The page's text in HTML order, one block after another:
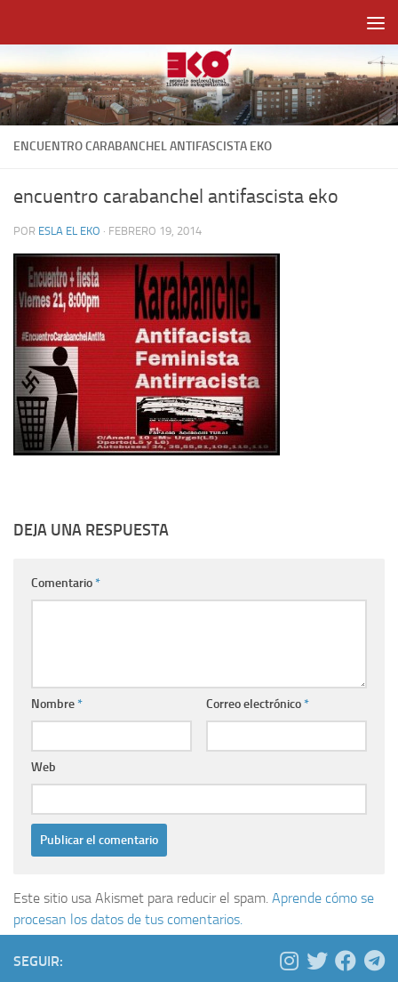
ENCUENTRO CARABANCHEL ANTIFASCISTA EKO
encuentro carabanchel antifascista eko
POR ESLA EL EKO · FEBRERO 19, 2014
DEJA UNA RESPUESTA
Comentario*
Nombre* Correo electrónico*
Web
Este sitio usa Akismet para reducir el spam. Aprende cómo se
procesan los datos de tus comentarios.
SEGUIR: